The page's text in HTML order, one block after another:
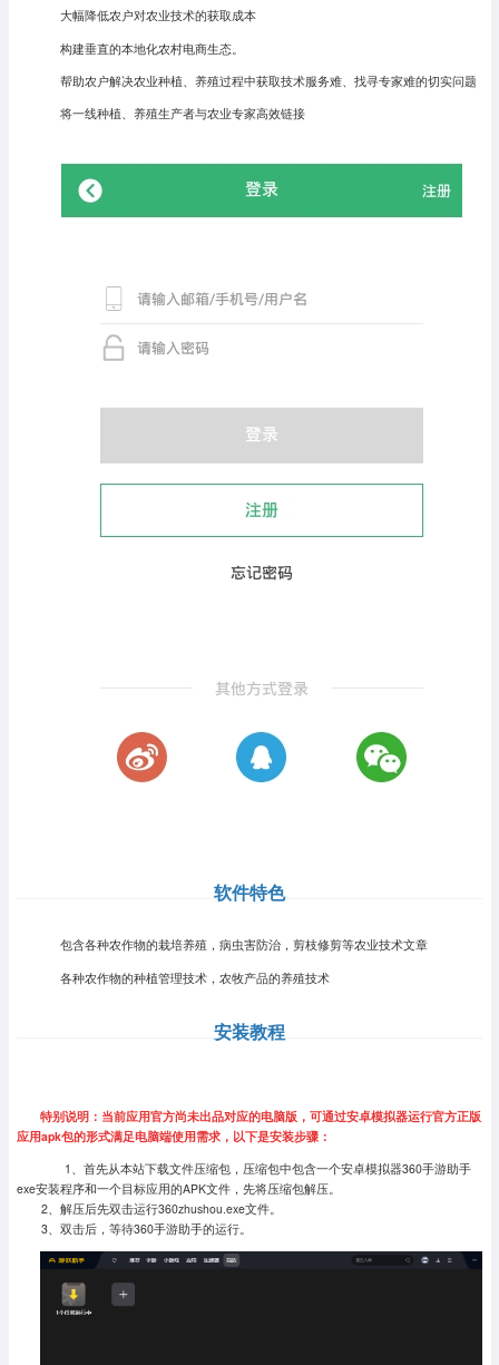
大幅降低农户对农业技术的获取成本
构建垂直的本地化农村电商生态。
帮助农户解决农业种植、养殖过程中获取技术服务难、找寻专家难的切实问题
将一线种植、养殖生产者与农业专家高效链接
软件特色
包含各种农作物的栽培养殖，病虫害防治，剪枝修剪等农业技术文章
各种农作物的种植管理技术，农牧产品的养殖技术
安装教程
特别说明：当前应用官方尚未出品对应的电脑版，可通过安卓模拟器运行官方正版
应用apk包的形式满足电脑端使用需求，以下是安装步骤：
1、首先从本站下载文件压缩包，压缩包中包含一个安卓模拟器360手游助手
exe安装程序和一个目标应用的APK文件，先将压缩包解压。
2、解压后先双击运行360zhushou.exe文件。
3、双击后，等待360手游助手的运行。